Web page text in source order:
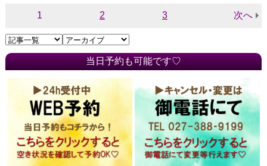
1 2 3 次へ
当日予約も可能です♡